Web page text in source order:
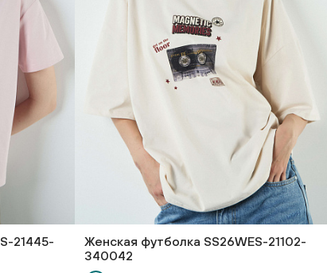
21445-
Женская футболка SS26WES-21102-
340042